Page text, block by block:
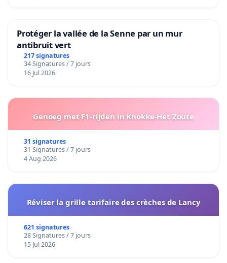
Protéger la vallée de la Senne par un mur
antibruit vert
217 signatures
34 Signatures / 7 jours
16 Jul 2026
Genoeg met F1-rijden in Knokke-Het Zoute
31 signatures
31 Signatures / 7 jours
4 Aug 2026
Réviser la grille tarifaire des crèches de Lancy
621 signatures
28 Signatures / 7 jours
15 Jul 2026